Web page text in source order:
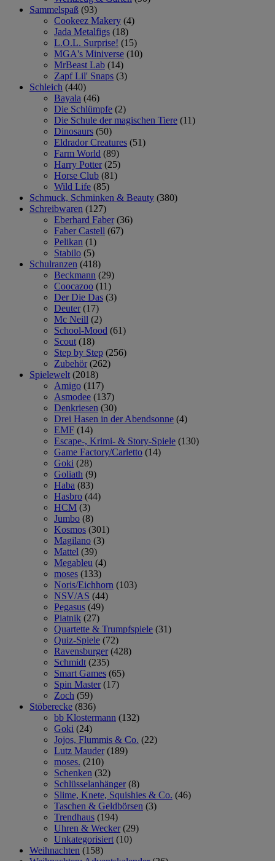
Sammelspaß (93)
Cookeez Makery (4)
Jada Metalfigs (18)
L.O.L. Surprise! (15)
MGA's Miniverse (10)
MrBeast Lab (14)
Zapf Lil' Snaps (3)
Schleich (440)
Bayala (46)
Die Schlümpfe (2)
Die Schule der magischen Tiere (11)
Dinosaurs (50)
Eldrador Creatures (51)
Farm World (89)
Harry Potter (25)
Horse Club (81)
Wild Life (85)
Schmuck, Schminken & Beauty (380)
Schreibwaren (127)
Eberhard Faber (36)
Faber Castell (67)
Pelikan (1)
Stabilo (5)
Schulranzen (418)
Beckmann (29)
Coocazoo (11)
Der Die Das (3)
Deuter (17)
Mc Neill (2)
School-Mood (61)
Scout (18)
Step by Step (256)
Zubehör (262)
Spielewelt (2018)
Amigo (117)
Asmodee (137)
Denkriesen (30)
Drei Hasen in der Abendsonne (4)
EMF (14)
Escape-, Krimi- & Story-Spiele (130)
Game Factory/Carletto (14)
Goki (28)
Goliath (9)
Haba (83)
Hasbro (44)
HCM (3)
Jumbo (8)
Kosmos (301)
Magilano (3)
Mattel (39)
Megableu (4)
moses (133)
Noris/Eichhorn (103)
NSV/AS (44)
Pegasus (49)
Piatnik (27)
Quartette & Trumpfspiele (31)
Quiz-Spiele (72)
Ravensburger (428)
Schmidt (235)
Smart Games (65)
Spin Master (17)
Zoch (59)
Stöberecke (836)
bb Klostermann (132)
Goki (24)
Jojos, Flummis & Co. (22)
Lutz Mauder (189)
moses. (210)
Schenken (32)
Schlüsselanhänger (8)
Slime, Knete, Squishies & Co. (46)
Taschen & Geldbörsen (3)
Trendhaus (194)
Uhren & Wecker (29)
Unkategorisiert (10)
Weihnachten (158)